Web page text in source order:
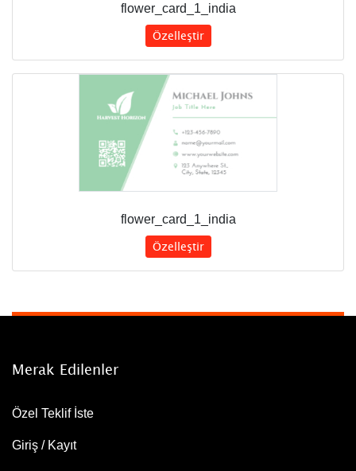
flower_card_1_india
Özelleştir
flower_card_1_india
Özelleştir
Merak Edilenler
Özel Teklif İste
Giriş / Kayıt